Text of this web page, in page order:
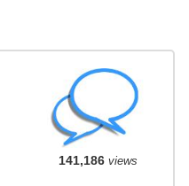
141,186views